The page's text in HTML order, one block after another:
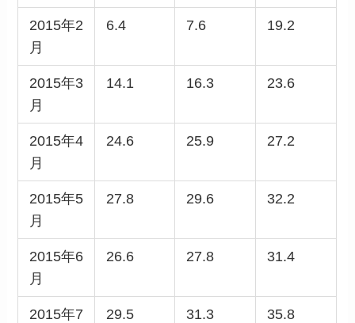
2015年2
月
6.4 7.6 19.2
2015年3
月
14.1 16.3 23.6
2015年4
月
24.6 25.9 27.2
2015年5
月
27.8 29.6 32.2
2015年6
月
26.6 27.8 31.4
2015年7
29.5 31.3 35.8